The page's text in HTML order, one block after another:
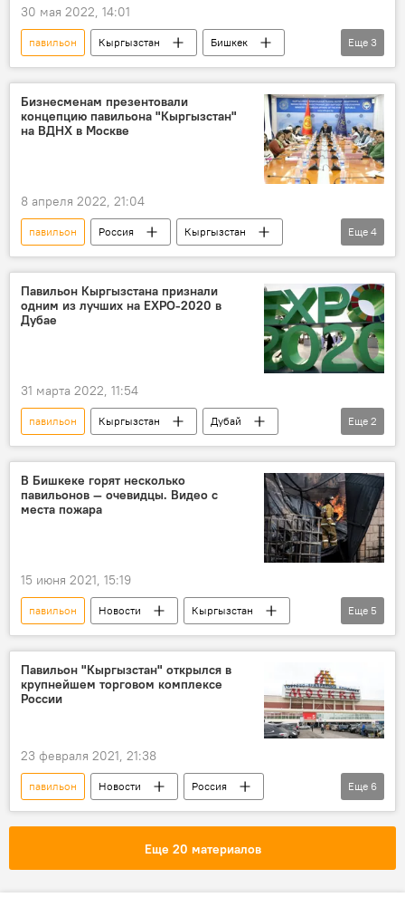
30 мая 2022, 14:01
павильон Кыргызстан
Бишкек
экономика
ККМ митинг
Еще 3
Бизнесменам презентовали
концепцию павильона "Кыргызстан"
на ВДНХ в Москве
8 апреля 2022, 21:04
павильон Россия
Кыргызстан
Москва
ВДНХ
бизнес
Министерство иностранных дел КР
Еще 4
Павильон Кыргызстана признали
одним из лучших на EXPO-2020 в
Дубае
31 марта 2022, 11:54
павильон Кыргызстан
Дубай
выставка
награда
Еще 2
В Бишкеке горят несколько
павильонов — очевидцы. Видео с
места пожара
15 июня 2021, 15:19
павильон Новости
Кыргызстан
Происшествия
Бишкек
МЧС
пожар
тушение
Еще 5
Павильон "Кыргызстан" открылся в
крупнейшем торговом комплексе
России
23 февраля 2021, 21:38
павильон Новости
Россия
В мире
Кыргызстан
экономика
торговый комплекс
Еще 6
Еще 20 материалов